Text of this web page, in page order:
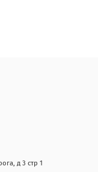
д 3 стр 1